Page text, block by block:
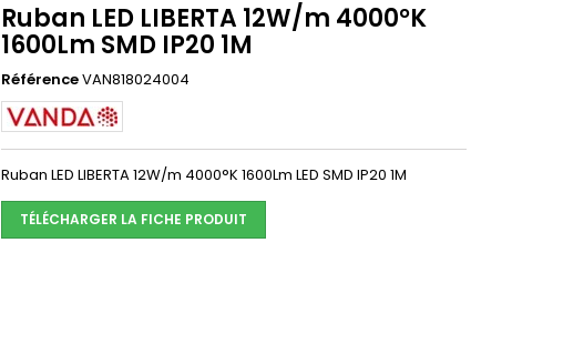
Ruban LED LIBERTA 12W/m 4000°K
1600Lm SMD IP20 1M
RéférenceVAN818024004
Ruban LED LIBERTA 12W/m 4000°K 1600Lm LED SMD IP20 1M
TÉLÉCHARGER LA FICHE PRODUIT